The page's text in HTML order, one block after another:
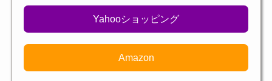
Yahooショッピング
Amazon